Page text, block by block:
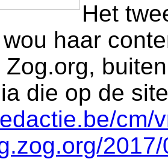
Het
haar
die op de
cm/